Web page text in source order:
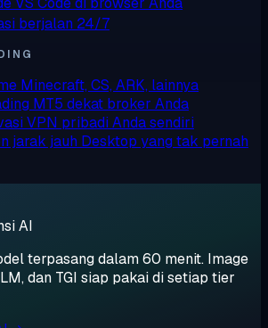
berjalan 24/7
Minecraft, CS, ARK, lainnya
MT5 dekat broker Anda
VPN pribadi Anda sendiri
jarak jauh Desktop yang tak pernah
AI
terpasang dalam 60 menit. Image
dan TGI siap pakai di setiap tier